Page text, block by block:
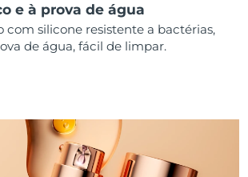
e à prova de água
com silicone resistente a bactérias,
de água, fácil de limpar.